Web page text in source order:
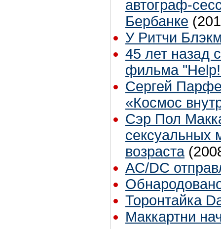
автограф-
Бербанке
У Ритчи
45 лет назад
фильма
Сергей
«Космос
Сэр Пол
сексуальных
возраста
AC/DC
Торонтайка
Маккартни